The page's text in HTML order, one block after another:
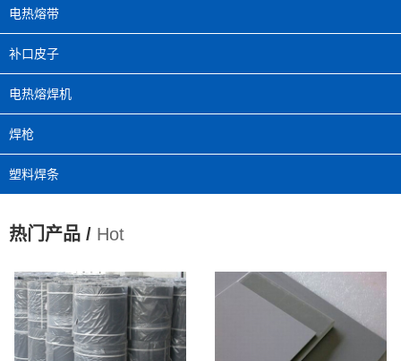
电热熔带
补口皮子
电热熔焊机
焊枪
塑料焊条
热门产品 / Hot